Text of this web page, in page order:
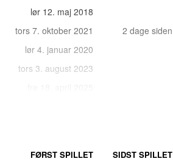
lør 12. maj 2018
tors 7. oktober 2021 2 dage siden
lør 4. januar 2020
tors 3. august 2023
lør 18. august 2018
FØRST SPILLET SIDST SPILLET